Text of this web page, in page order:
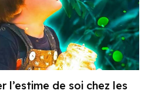
l’estime de soi chez les